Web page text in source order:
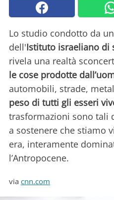
Lo studio condotto da
dell'Istituto israeliano di
rivela una realtà
le cose prodotte
automobili, strade,
peso di tutti gli esseri
trasformazioni sono tali
a sostenere che stiamo
era, interamente
l’Antropocene.
via cnn.com